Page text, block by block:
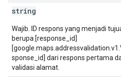
string
Wajib. ID respons yang menjadi
berupa [response_id]
sponse_id] dari respons pertama
validasi alamat.